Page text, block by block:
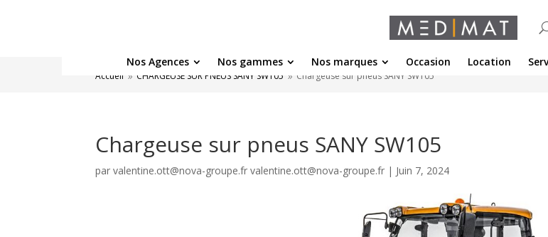
Nos Agences Nos gammes Nos marques Occasion Location
Accueil 9 CHARGEUSE SUR PNEUS SANY SW105 9 Chargeuse sur pneus SANY SW105
Chargeuse sur pneus SANY SW105
parvalentine.ott@nova-groupe.fr valentine.ott@nova-groupe.fr | Juin 7, 2024